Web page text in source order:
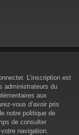
L’inscription est
administrateurs du
aux
vous d’avoir pris
notre politique de
de consulter
navigation.